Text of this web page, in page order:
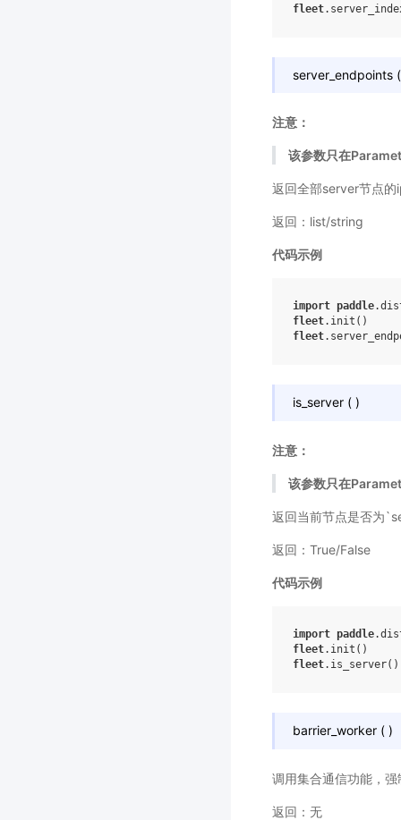
fleet.
server_endpoints (
注意：
该参数只在
返回全部server节点的
返回：list/string
代码示例
import paddle
fleet. init ()
fleet.
is_server ( )
注意：
该参数只在
返回当前节点是否为
返回：True/False
代码示例
import paddle
fleet. init ()
fleet. is_server()
barrier_worker ( )
调用集合通信功能，
返回：无